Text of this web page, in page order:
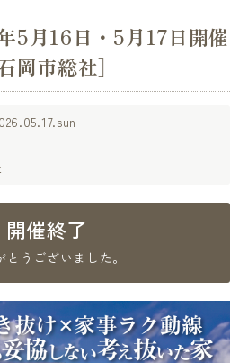
5月16日・5月17日開催
岡市総社］
開催終了
とうございました。